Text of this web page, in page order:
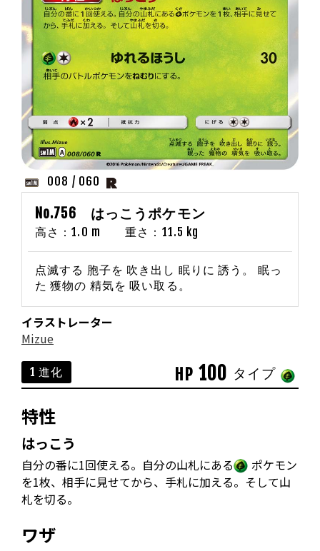
008 / 060
No.756 はっこうポケモン
高さ：1.0 m 重さ：11.5 kg
点滅する 胞子を 吹き出し 眠りに 誘う。 眠っ
た 獲物の 精気を 吸い取る。
イラストレーター
Mizue
1 進化 HP 100 タイプ
特性
はっこう
自分の番に1回使える。自分の山札にある
ポケモン
を1枚、相手に見せてから、手札に加える。そして山
札を切る。
ワザ